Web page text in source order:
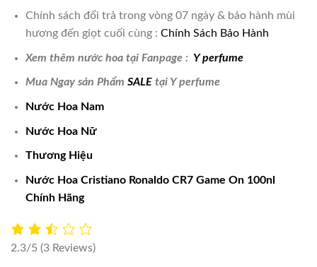
Chính sách đổi trả trong vòng 07 ngày & bảo hành mùi
hương đến giọt cuối cùng : Chính Sách Bảo Hành
Xem thêm nước hoa tại Fanpage : Y perfume
Mua Ngay sản Phẩm SALEtại Y perfume
Nước Hoa Nam
Nước Hoa Nữ
Thương Hiệu
Nước Hoa Cristiano Ronaldo CR7 Game On 100nl
Chính Hãng
2.3/5 (3 Reviews)